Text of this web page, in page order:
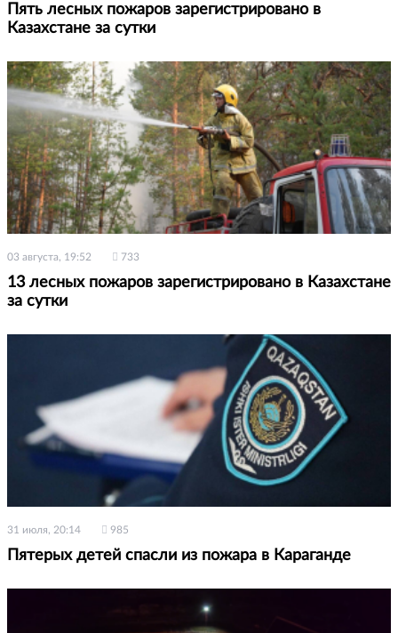
Пять лесных пожаров зарегистрировано в
Казахстане за сутки
03 августа, 19:52 733
13 лесных пожаров зарегистрировано в Казахстане
за сутки
31 июля, 20:14 985
Пятерых детей спасли из пожара в Караганде